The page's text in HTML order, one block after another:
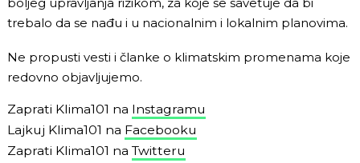
trebalo da se nađu i u nacionalnim i lokalnim planovima.
Ne propusti vesti i članke o klimatskim promenama koje
redovno objavljujemo.
Zaprati Klima101 na Instagramu
Lajkuj Klima101 na Facebooku
Zaprati Klima101 na Twitteru